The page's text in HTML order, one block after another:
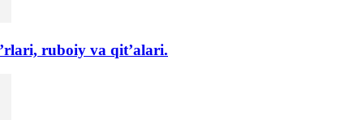
ruboiy va qit’alari.